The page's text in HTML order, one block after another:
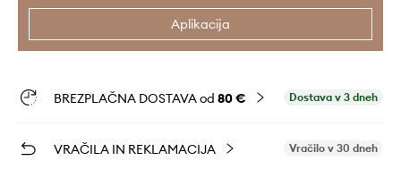
Aplikacija
BREZPLAČNA DOSTAVA od 80 € Dostava v 3 dneh
VRAČILA IN REKLAMACIJA Vračilo v 30 dneh